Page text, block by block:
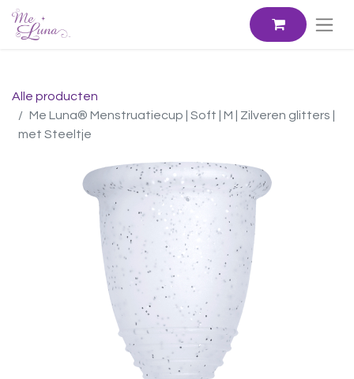
Alle producten
Me Luna® Menstruatiecup | Soft | M | Zilveren glitters |
met Steeltje